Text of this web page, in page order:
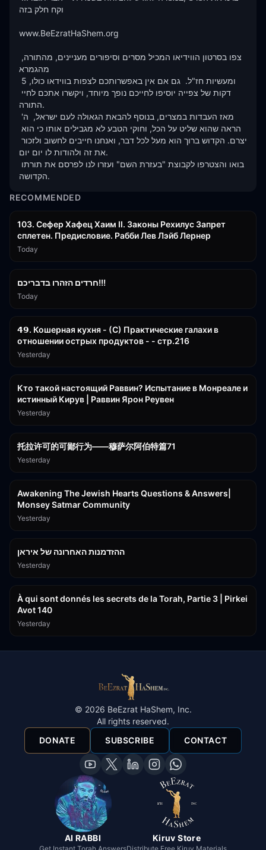
וקח חלק בזה
www.BeEzratHaShem.org
מהגמרא
התורה.
את זה ולהודות לו יום יום.
הקדושה.
RECOMMENDED
103. Сефер Хафец Хаим II. Законы Рехилус Запрет
сплетен. Предисловие. Рабби Лев Лэйб Лернер
Today
חרדים הזהרו בדבריכם!!!
Today
𝟰𝟵. Кошерная кухня - (С) Практические галахи в
отношении острых продуктов - - стр.216
Yesterday
Кто такой настоящий Раввин? Испытание в Монреале и
истинный Кирув | Раввин Ярон Реувен
Yesterday
托拉许可的可鄙行为——穆萨尔阿伯特篇71
Yesterday
Awakening The Jewish Hearts Questions & Answers|
Monsey Satmar Community
Yesterday
ההזדמנות האחרונה של איראן
Yesterday
À qui sont donnés les secrets de la Torah, Partie 3 | Pirkei
Avot 140
Yesterday
© 2026 BeEzrat HaShem, Inc.
All rights reserved.
DONATE
SUBSCRIBE CONTACT
AI RABBI Kiruv Store